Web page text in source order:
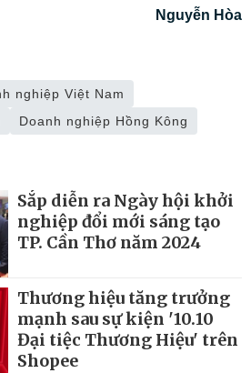
Nguyễn Hòa
nghiệp Việt Nam
Doanh nghiệp Hồng Kông
Sắp diễn ra Ngày hội khởi
nghiệp đổi mới sáng tạo
TP. Cần Thơ năm 2024
Thương hiệu tăng trưởng
mạnh sau sự kiện '10.10
Đại tiệc Thương Hiệu' trên
Shopee